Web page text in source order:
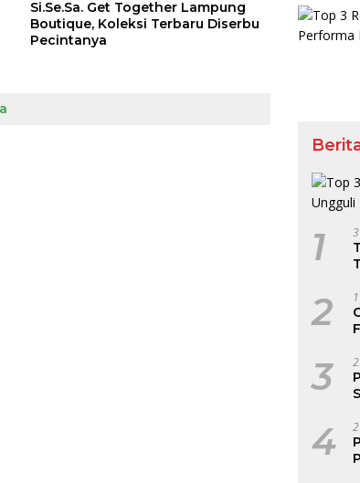
Si.Se.Sa. Get Together Lampung
Boutique, Koleksi Terbaru Diserbu
Pecintanya
1
2
3
4